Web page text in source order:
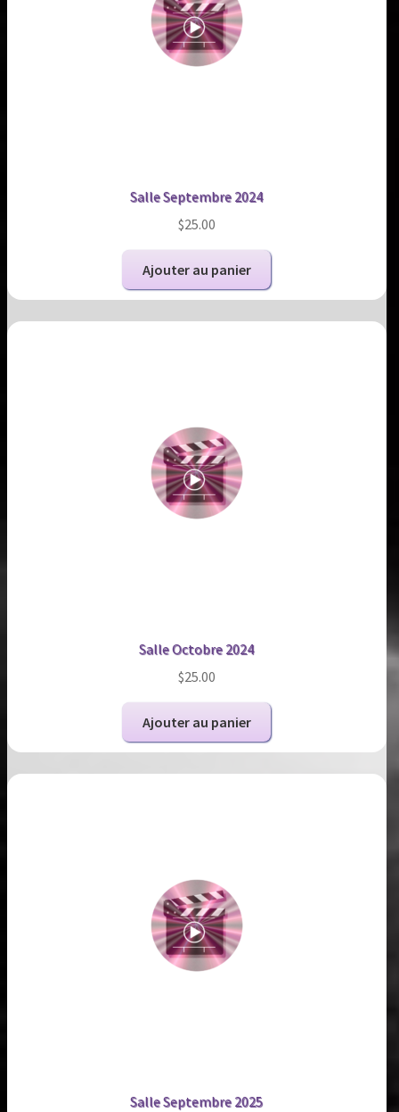
Salle Septembre 2024
$25.00
Ajouter au panier
Salle Octobre 2024
$25.00
Ajouter au panier
Salle Septembre 2025